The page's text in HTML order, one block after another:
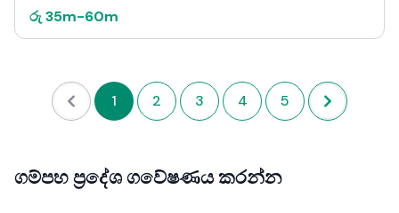
රු 35m-60m
1 2 3 4 5
ගම්පහ ප්‍රදේශ ගවේෂණය කරන්න